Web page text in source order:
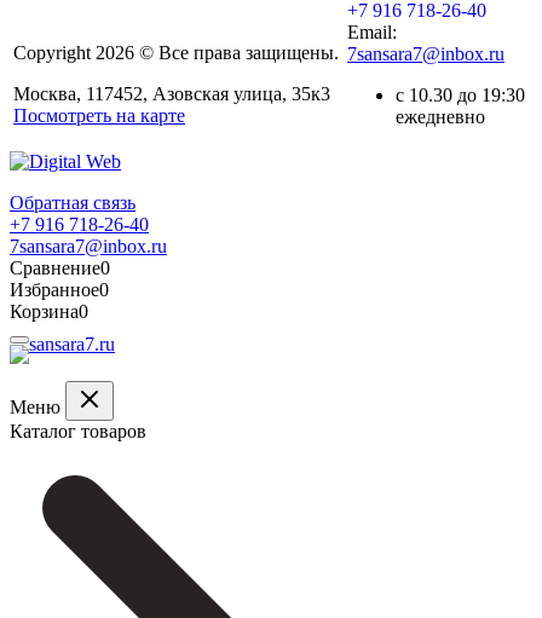
Copyright 2026 © Все права защищены.
Москва, 117452, Азовская улица, 35к3
Посмотреть на карте
+7 916 718-26-40
Email:
7sansara7@inbox.ru
с 10.30 до 19:30
ежедневно
Обратная связь
+7 916 718-26-40
7sansara7@inbox.ru
Сравнение0
Избранное0
Корзина0
Меню
Каталог товаров